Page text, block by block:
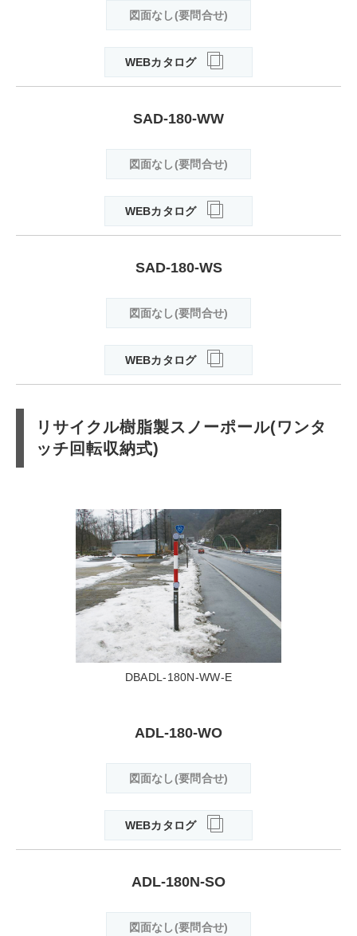
図面なし(要問合せ)
WEBカタログ
SAD-180-WW
図面なし(要問合せ)
WEBカタログ
SAD-180-WS
図面なし(要問合せ)
WEBカタログ
リサイクル樹脂製スノーポール(ワンタ
ッチ回転収納式)
DBADL-180N-WW-E
ADL-180-WO
図面なし(要問合せ)
WEBカタログ
ADL-180N-SO
図面なし(要問合せ)